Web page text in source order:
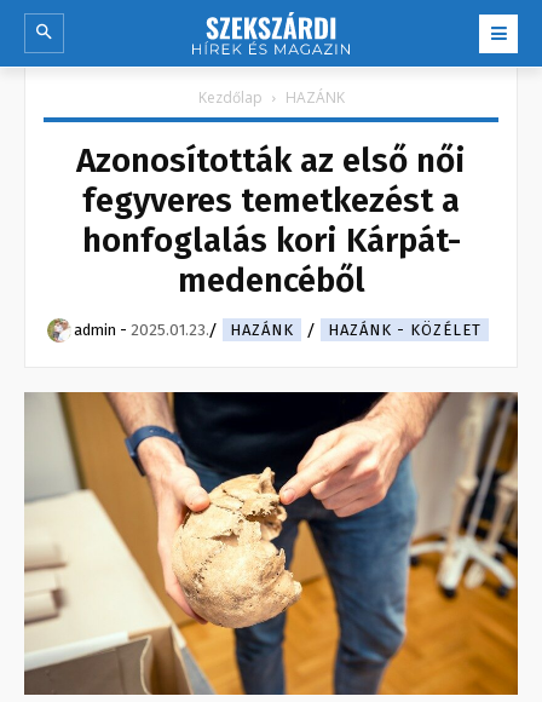
Kezdőlap HAZÁNK
Azonosították az első női
fegyveres temetkezést a
honfoglalás kori Kárpát-
medencéből
admin - 2025.01.23. HAZÁNK HAZÁNK - KÖZÉLET